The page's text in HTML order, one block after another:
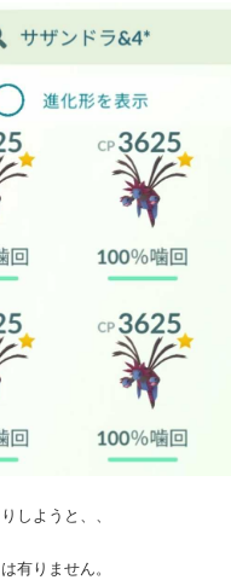
しようと、、
有りません。